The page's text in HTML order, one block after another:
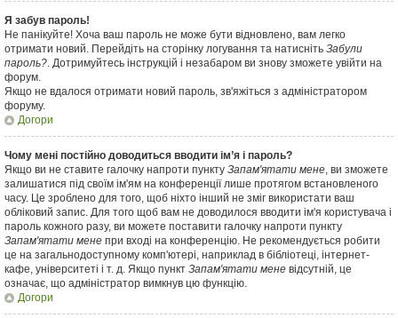
Я забув пароль!
Не панікуйте! Хоча ваш пароль не може бути відновлено, вам легко
отримати новий. Перейдіть на сторінку логування та натисніть Забули
пароль?. Дотримуйтесь інструкцій і незабаром ви знову зможете увійти на
форум.
Якщо не вдалося отримати новий пароль, зв'яжіться з адміністратором
форуму.
Догори
Чому мені постійно доводиться вводити ім’я і пароль?
Якщо ви не ставите галочку напроти пункту Запам'ятати мене, ви зможете
залишатися під своїм ім'ям на конференції лише протягом встановленого
часу. Це зроблено для того, щоб ніхто інший не зміг використати ваш
обліковий запис. Для того щоб вам не доводилося вводити ім'я користувача і
пароль кожного разу, ви можете поставити галочку напроти пункту
Запам'ятати мене при вході на конференцію. Не рекомендується робити
це на загальнодоступному комп'ютері, наприклад в бібліотеці, інтернет-
кафе, університеті і т. д. Якщо пункт Запам'ятати мене відсутній, це
означає, що адміністратор вимкнув цю функцію.
Догори